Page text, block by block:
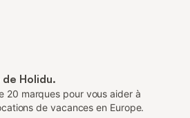
Holidu.
20 marques pour vous aider à
de vacances en Europe.